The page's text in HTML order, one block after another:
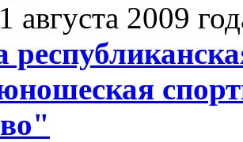
августа 2009